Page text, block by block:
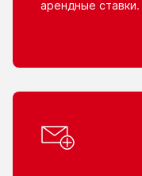
арендные ставки.